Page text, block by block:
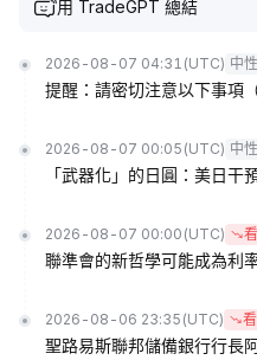
用 TradeGPT 總結
2026-08-07 04:31 (UTC) 中性
提醒：請密切注意以下事項
2026-08-07 00:05 (UTC) 中性
「武器化」的日圓：美日干
2026-08-07 00:00 (UTC)
聯準會的新哲學可能成為利
2026-08-06 23:35 (UTC)
聖路易斯聯邦儲備銀行行長